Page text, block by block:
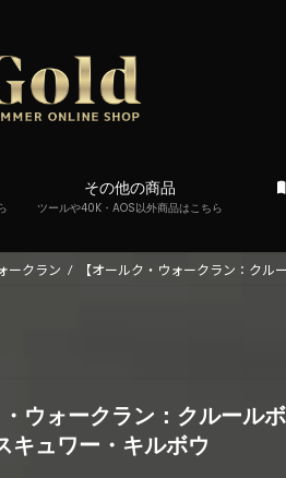
その他の商品
ツールや40K・AOS以外商品はこちら
ークラン 【オールク・ウォークラン：クル
ウォークラン：クルールボ
キュワー・キルボウ